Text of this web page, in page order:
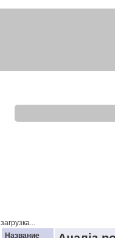
загрузка...
Название